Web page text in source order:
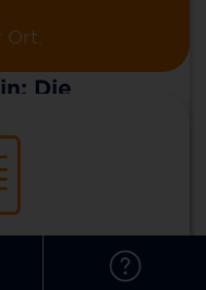
Die
Gedern und
für einen
eigenen vier
der drei